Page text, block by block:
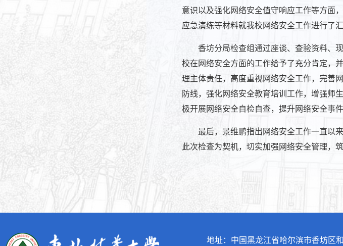
意识以及强化网络安全值守响应工作等方面
应急演练等材料就我校网络安全工作进行了汇
香坊分局检查组通过座谈、查验资料、
校在网络安全方面的工作给予了充分肯定，
理主体责任，高度重视网络安全工作，完善
防线，强化网络安全教育培训工作，增强师
极开展网络安全自检自查，提升网络安全事
最后，景维鹏指出网络安全工作一直以
此次检查为契机，切实加强网络安全管理，
地址：中国黑龙江省哈尔滨市香坊区